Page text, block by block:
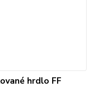
hrdlo FF